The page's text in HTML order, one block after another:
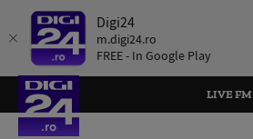
Digi24
m.digi24.ro
FREE - In Google Play
LIVE FM